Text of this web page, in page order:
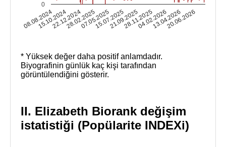
08.08.2024
15.10.202422.12.202428.02.202507.05.202515.07.202521.09.202528.11.202504.02.202613.04.2026
20.06.2026
0
* Yüksek değer daha positif anlamdadır.
Biyografinin günlük kaç kişi tarafından
görüntülendiğini gösterir.
II. Elizabeth Biorank değişim
istatistiği (Popülarite INDEXi)